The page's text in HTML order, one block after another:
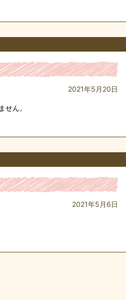
2021年5月20日
せん。
2021年5月6日